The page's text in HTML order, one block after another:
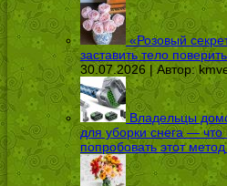
«Розовый
заставить тело
30.07.2026 | Автор:
Владельцы
для уборки снега —
попробовать этот метод